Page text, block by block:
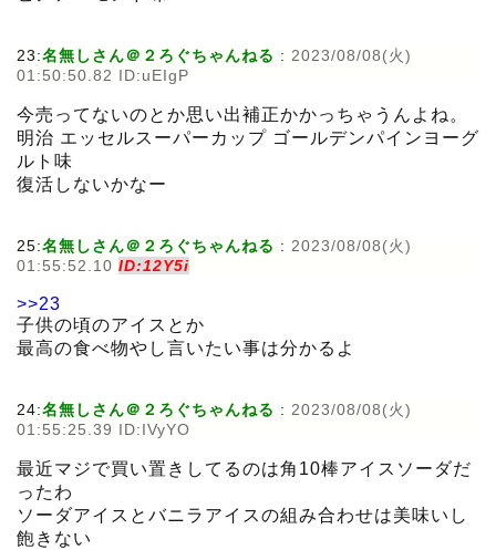
23:名無しさん＠２ろぐちゃんねる : 2023/08/08(火)
01:50:50.82 ID:uEIgP
今売ってないのとか思い出補正かかっちゃうんよね。
明治 エッセルスーパーカップ ゴールデンパインヨーグ
ルト味
復活しないかなー
25:名無しさん＠２ろぐちゃんねる : 2023/08/08(火)
01:55:52.10 ID:12Y5i
>>23
子供の頃のアイスとか
最高の食べ物やし言いたい事は分かるよ
24:名無しさん＠２ろぐちゃんねる : 2023/08/08(火)
01:55:25.39 ID:IVyYO
最近マジで買い置きしてるのは角10棒アイスソーダだ
ったわ
ソーダアイスとバニラアイスの組み合わせは美味いし
飽きない